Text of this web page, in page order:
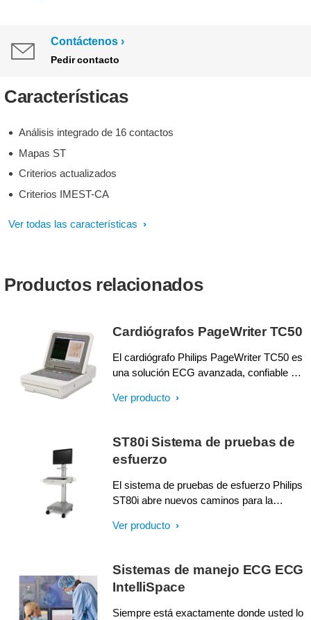
Contáctenos
Pedir contacto
Características
Análisis integrado de 16 contactos
Mapas ST
Criterios actualizados
Criterios IMEST-CA
Ver todas las características
Productos relacionados
Cardiógrafos PageWriter TC50
El cardiógrafo Philips PageWriter TC50 es
una solución ECG avanzada, confiable y
ayudará a cumplir sus exigencias diarias,
Ver producto
ST80i Sistema de pruebas de
esfuerzo
El sistema de pruebas de esfuerzo Philips
ST80i abre nuevos caminos para la
diseño inalámbrico, conectividad
mejoran la revisión de datos, la atención al
paciente y la eficiencia.
Ver producto
Sistemas de manejo ECG ECG
IntelliSpace
Siempre está exactamente donde usted lo